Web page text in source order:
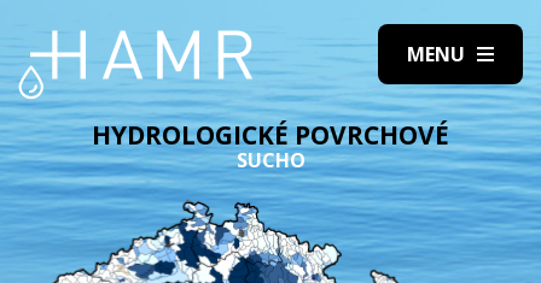
HYDROLOGICKÉ POVRCHOVÉ
SUCHO